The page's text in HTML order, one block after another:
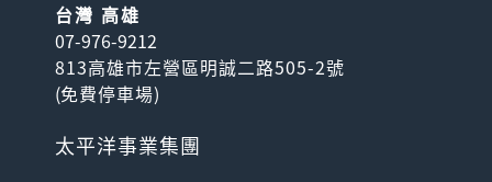
台灣 高雄
07-976-9212
813高雄市左營區明誠二路505-2號
(免費停車場)
太平洋事業集團